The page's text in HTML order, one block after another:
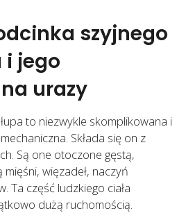
szyjnego
i jego
urazy
to niezwykle skomplikowana i
Składa się on z
Są one otoczone gęstą,
więzadeł, naczyń
Ta część ludzkiego ciała
dużą ruchomością.